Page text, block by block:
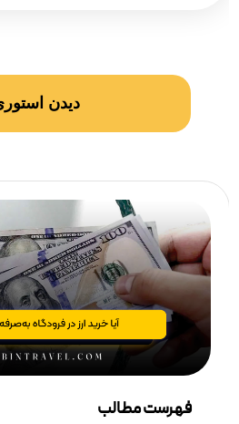
دیدن استوری
فهرست مطالب